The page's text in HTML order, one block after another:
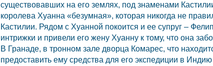
существовавших на его землях, под знаменами
королева Хуанна «безумная», которая никогда не
Кастилии. Рядом с Хуанной покоится и ее супруг –
интрижки и привели его жену Хуанну к тому, что она
В Гранаде, в тронном зале дворца Комарес, что
предоставить ему средства для его экспедиции в Индию